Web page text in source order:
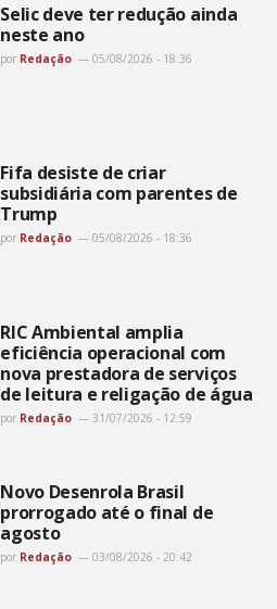
Selic deve ter redução ainda
neste ano
por Redação 05/08/2026 - 18:36
Fifa desiste de criar
subsidiária com parentes de
Trump
por Redação 05/08/2026 - 18:36
RIC Ambiental amplia
eficiência operacional com
nova prestadora de serviços
de leitura e religação de água
por Redação 31/07/2026 - 12:59
Novo Desenrola Brasil
prorrogado até o final de
agosto
por Redação 03/08/2026 - 20:42